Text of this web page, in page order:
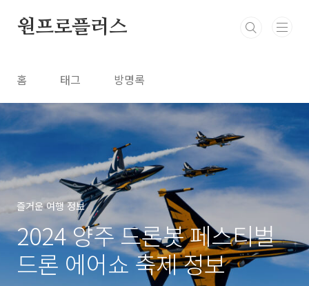
원프로플러스
홈 태그 방명록
즐거운 여행 정보
2024 양주 드론봇 페스티벌
드론 에어쇼 축제 정보